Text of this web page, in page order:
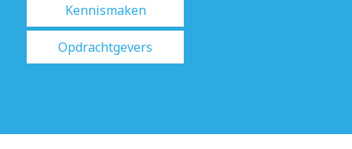
Kennismaken
Opdrachtgevers